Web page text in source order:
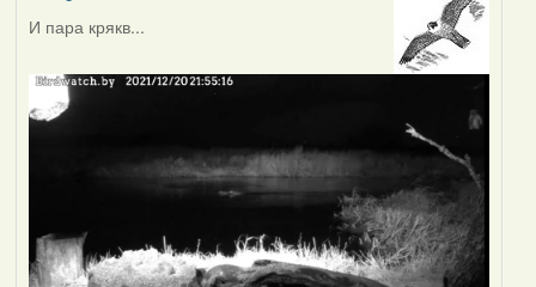
И пара крякв...